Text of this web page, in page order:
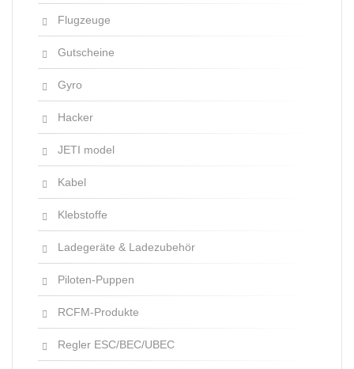
Flugzeuge
Gutscheine
Gyro
Hacker
JETI model
Kabel
Klebstoffe
Ladegeräte & Ladezubehör
Piloten-Puppen
RCFM-Produkte
Regler ESC/BEC/UBEC